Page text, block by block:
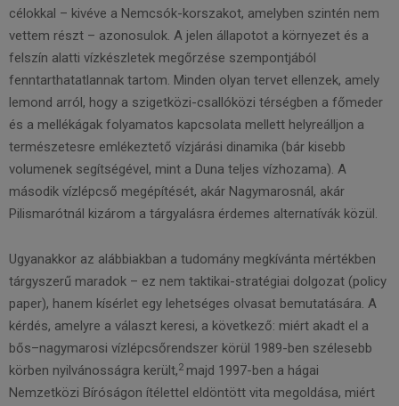
célokkal – kivéve a Nemcsók-korszakot, amelyben szintén nem
vettem részt – azonosulok. A jelen állapotot a környezet és a
felszín alatti vízkészletek megőrzése szempontjából
fenntarthatatlannak tartom. Minden olyan tervet ellenzek, amely
lemond arról, hogy a szigetközi-csallóközi térségben a főmeder
és a mellékágak folyamatos kapcsolata mellett helyreálljon a
természetesre emlékeztető vízjárási dinamika (bár kisebb
volumenek segítségével, mint a Duna teljes vízhozama). A
második vízlépcső megépítését, akár Nagymarosnál, akár
Pilismarótnál kizárom a tárgyalásra érdemes alternatívák közül.
Ugyanakkor az alábbiakban a tudomány megkívánta mértékben
tárgyszerű maradok – ez nem taktikai-stratégiai dolgozat (policy
paper), hanem kísérlet egy lehetséges olvasat bemutatására. A
kérdés, amelyre a választ keresi, a következő: miért akadt el a
bős–nagymarosi vízlépcsőrendszer körül 1989-ben szélesebb
körben nyilvánosságra került,2 majd 1997-ben a hágai
Nemzetközi Bíróságon ítélettel eldöntött vita megoldása, miért